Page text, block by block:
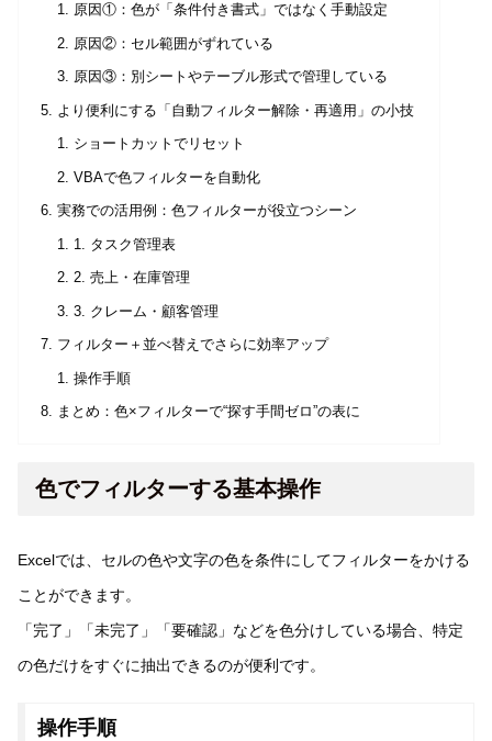
原因①：色が「条件付き書式」ではなく手動設定
原因②：セル範囲がずれている
原因③：別シートやテーブル形式で管理している
より便利にする「自動フィルター解除・再適用」の小技
ショートカットでリセット
VBAで色フィルターを自動化
実務での活用例：色フィルターが役立つシーン
1. タスク管理表
2. 売上・在庫管理
3. クレーム・顧客管理
フィルター＋並べ替えでさらに効率アップ
操作手順
まとめ：色×フィルターで“探す手間ゼロ”の表に
色でフィルターする基本操作
Excelでは、セルの色や文字の色を条件にしてフィルターをかける
ことができます。
「完了」「未完了」「要確認」などを色分けしている場合、特定
の色だけをすぐに抽出できるのが便利です。
操作手順